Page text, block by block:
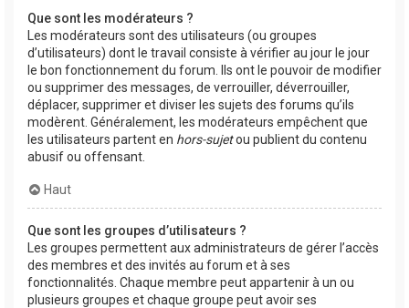
Que sont les modérateurs ?
Les modérateurs sont des utilisateurs (ou groupes
d’utilisateurs) dont le travail consiste à vérifier au jour le jour
le bon fonctionnement du forum. Ils ont le pouvoir de modifier
ou supprimer des messages, de verrouiller, déverrouiller,
déplacer, supprimer et diviser les sujets des forums qu’ils
modèrent. Généralement, les modérateurs empêchent que
les utilisateurs partent en hors-sujetou publient du contenu
abusif ou offensant.
Haut
Que sont les groupes d’utilisateurs ?
Les groupes permettent aux administrateurs de gérer l’accès
des membres et des invités au forum et à ses
fonctionnalités. Chaque membre peut appartenir à un ou
plusieurs groupes et chaque groupe peut avoir ses